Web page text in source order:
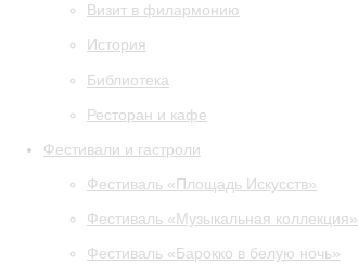
Визит в филармонию
История
Библиотека
Ресторан и кафе
Фестивали и гастроли
Фестиваль «Площадь Искусств»
Фестиваль «Музыкальная коллекция»
Фестиваль «Барокко в белую ночь»